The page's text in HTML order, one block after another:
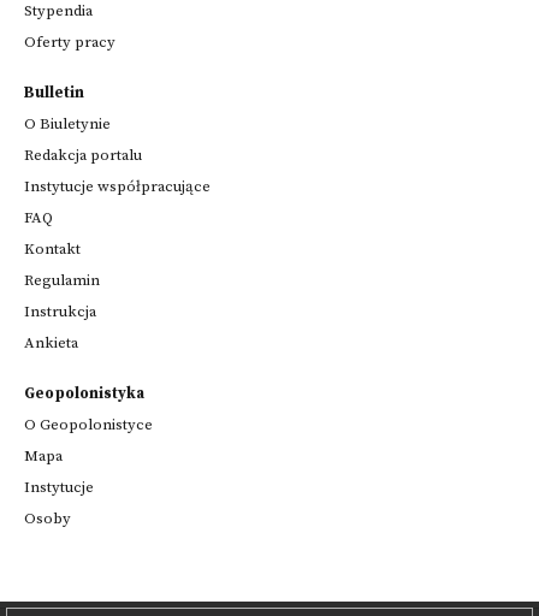
Stypendia
Oferty pracy
Bulletin
O Biuletynie
Redakcja portalu
Instytucje współpracujące
FAQ
Kontakt
Regulamin
Instrukcja
Ankieta
Geopolonistyka
O Geopolonistyce
Mapa
Instytucje
Osoby